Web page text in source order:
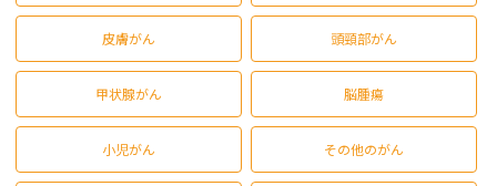
皮膚がん 頭頸部がん
甲状腺がん 脳腫瘍
小児がん その他のがん